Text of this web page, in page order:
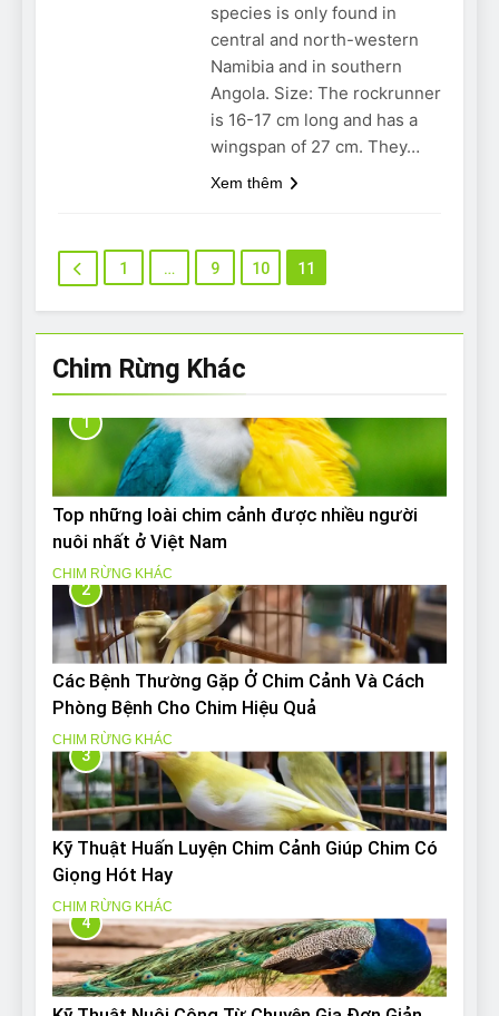
Chim Rừng Khác
1
Top những loài chim cảnh được nhiều người
nuôi nhất ở Việt Nam
CHIM RỪNG KHÁC
2
Các Bệnh Thường Gặp Ở Chim Cảnh Và Cách
Phòng Bệnh Cho Chim Hiệu Quả
CHIM RỪNG KHÁC
3
Kỹ Thuật Huấn Luyện Chim Cảnh Giúp Chim Có
Giọng Hót Hay
CHIM RỪNG KHÁC
4
species is only found in
central and north-western
Namibia and in southern
Angola. Size: The rockrunner
is 16-17 cm long and has a
wingspan of 27 cm. They…
Xem thêm
1 … 9 10 11